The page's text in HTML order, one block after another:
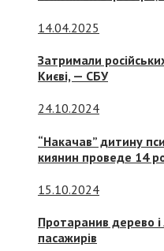
14.04.2025
Затримали
Києві, — СБУ
24.10.2024
“Накачав” дитину
киянин проведе 14
15.10.2024
Протаранив дерево
пасажирів